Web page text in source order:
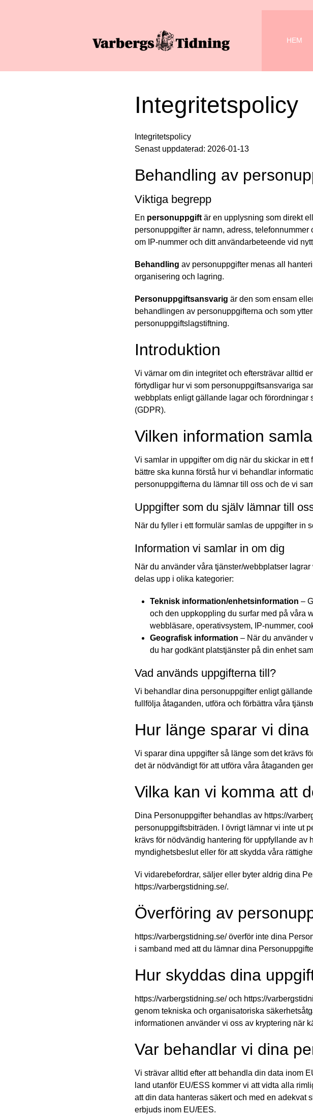
HEM
Integritetspolicy
Integritetspolicy
Senast uppdaterad: 2026-01-13
Behandling av
Viktiga begrepp
En personuppgiftär en upplysning som direkt
personuppgifter är namn, adress,
om IP-nummer och ditt användarbeteende vid
Behandling av personuppgifter menas all
organisering och lagring.
Personuppgiftsansvarig är den som ensam
behandlingen av personuppgifterna och som
personuppgiftslagstiftning.
Introduktion
Vi värnar om din integritet och eftersträvar alltid
förtydligar hur vi som personuppgiftsansvariga
webbplats enligt gällande lagar och
(GDPR).
Vilken information
Vi samlar in uppgifter om dig när du skickar in
bättre ska kunna förstå hur vi behandlar
personuppgifterna du lämnar till oss och de vi
Uppgifter som du själv lämnar till
När du fyller i ett formulär samlas de uppgifter in
Information vi samlar in om dig
När du använder våra tjänster/webbplatser
delas upp i olika kategorier:
Teknisk information/enhetsinformation –
och den uppkoppling du surfar med på våra
webbläsare, operativsystem, IP-nummer,
Geografisk information – När du använder
du har godkänt platstjänster på din enhet
Vad används uppgifterna till?
Vi behandlar dina personuppgifter enligt
fullfölja åtaganden, utföra och förbättra våra
Hur länge sparar vi
Vi sparar dina uppgifter så länge som det krävs
det är nödvändigt för att utföra våra åtaganden
Vilka kan vi komma att
Dina Personuppgifter behandlas av https://
personuppgiftsbiträden. I övrigt lämnar vi inte ut
krävs för nödvändig hantering för uppfyllande av
myndighetsbeslut eller för att skydda våra
Vi vidarebefordrar, säljer eller byter aldrig dina
https://varbergstidning.se/.
Överföring av
https://varbergstidning.se/ överför inte dina
i samband med att du lämnar dina
Hur skyddas dina
https://varbergstidning.se/ och https://
genom tekniska och organisatoriska
informationen använder vi oss av kryptering när
Var behandlar vi dina
Vi strävar alltid efter att behandla din data inom
land utanför EU/ESS kommer vi att vidta alla
att din data hanteras säkert och med en adekvat
erbjuds inom EU/EES.